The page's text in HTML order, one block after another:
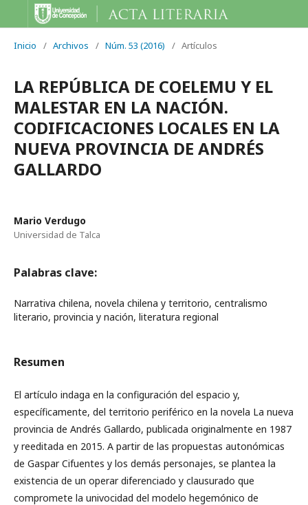
Inicio / Archivos / Núm. 53 (2016) / Artículos
LA REPÚBLICA DE COELEMU Y EL
MALESTAR EN LA NACIÓN.
CODIFICACIONES LOCALES EN LA
NUEVA PROVINCIA DE ANDRÉS
GALLARDO
Mario Verdugo
Universidad de Talca
Palabras clave:
Narrativa chilena, novela chilena y territorio, centralismo
literario, provincia y nación, literatura regional
Resumen
El artículo indaga en la configuración del espacio y,
específicamente, del territorio periférico en la novela La nueva
provincia de Andrés Gallardo, publicada originalmente en 1987
y reeditada en 2015. A partir de las propuestas autonómicas
de Gaspar Cifuentes y los demás personajes, se plantea la
existencia de un operar diferenciado y clausurado que
compromete la univocidad del modelo hegemónico de